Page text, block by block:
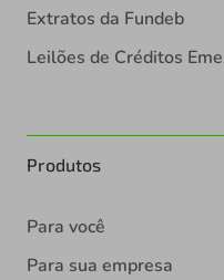
Extratos da Fundeb
Leilões de Créditos
Produtos
Para você
Para sua empresa